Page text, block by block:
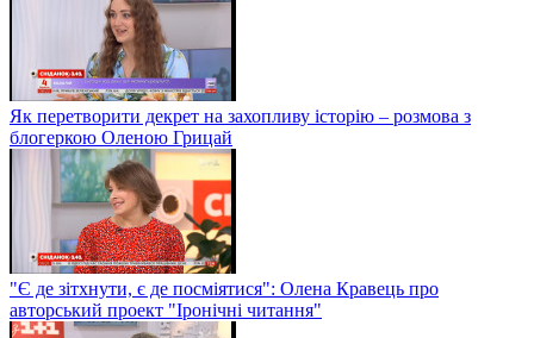
Як перетворити декрет на захопливу історію – розмова з
блогеркою Оленою Грицай
"Є де зітхнути, є де посміятися": Олена Кравець про
авторський проект "Іронічні читання"